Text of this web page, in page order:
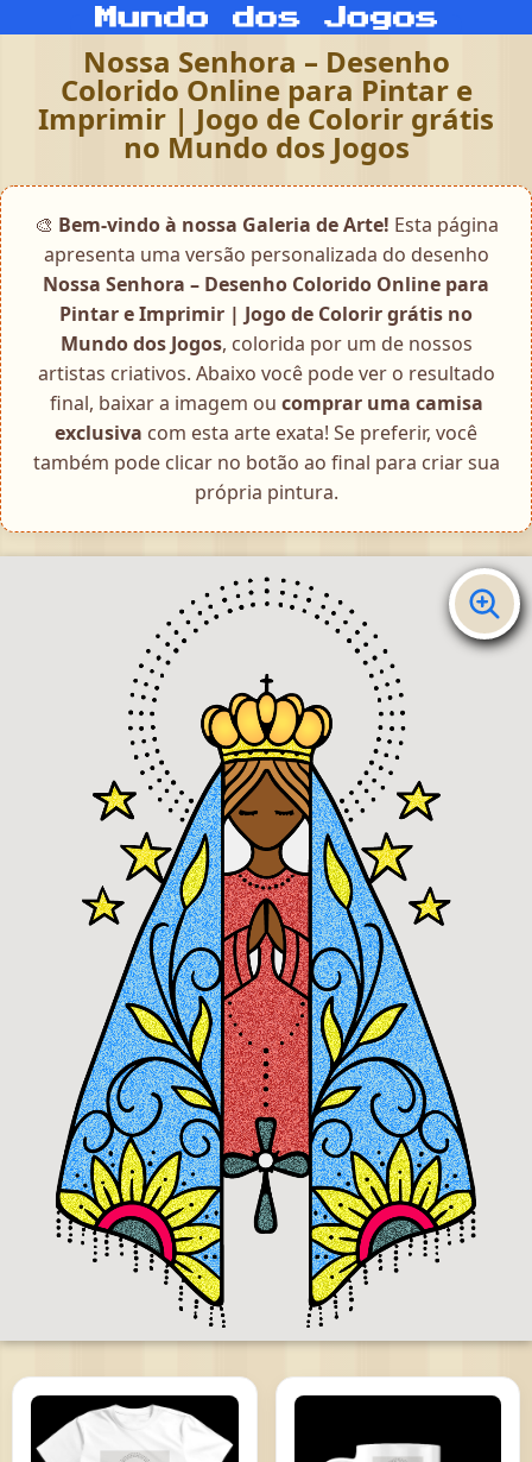
Nossa Senhora – Desenho
Colorido Online para Pintar e
Imprimir | Jogo de Colorir grátis
no Mundo dos Jogos
🎨 Bem-vindo à nossa Galeria de Arte! Esta página
apresenta uma versão personalizada do desenho
Nossa Senhora – Desenho Colorido Online para
Pintar e Imprimir | Jogo de Colorir grátis no
Mundo dos Jogos, colorida por um de nossos
artistas criativos. Abaixo você pode ver o resultado
final, baixar a imagem ou comprar uma camisa
exclusiva com esta arte exata! Se preferir, você
também pode clicar no botão ao final para criar sua
própria pintura.